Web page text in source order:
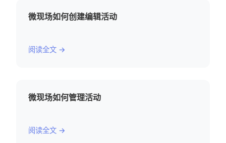
微现场如何创建编辑活动
阅读全文 →
微现场如何管理活动
阅读全文 →